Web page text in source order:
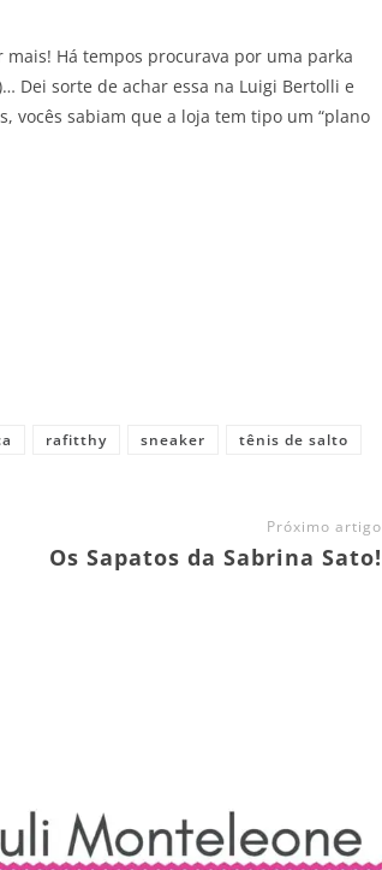
Há tempos procurava por uma parka
Dei sorte de achar essa na Luigi Bertolli e
vocês sabiam que a loja tem tipo um “plano
rafitthy sneaker tênis de salto
Próximo artigo
Os Sapatos da Sabrina Sato!